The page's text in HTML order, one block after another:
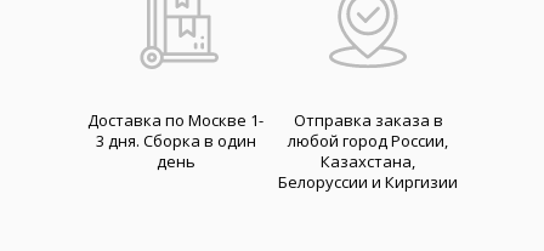
Доставка по Москве 1-
3 дня. Cборка в один
день
Отправка заказа в
любой город России,
Казахстана,
Белоруссии и Киргизии